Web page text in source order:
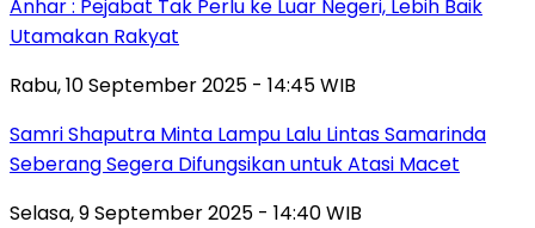
Anhar : Pejabat Tak Perlu ke Luar Negeri, Lebih Baik
Utamakan Rakyat
Rabu, 10 September 2025 - 14:45 WIB
Samri Shaputra Minta Lampu Lalu Lintas Samarinda
Seberang Segera Difungsikan untuk Atasi Macet
Selasa, 9 September 2025 - 14:40 WIB